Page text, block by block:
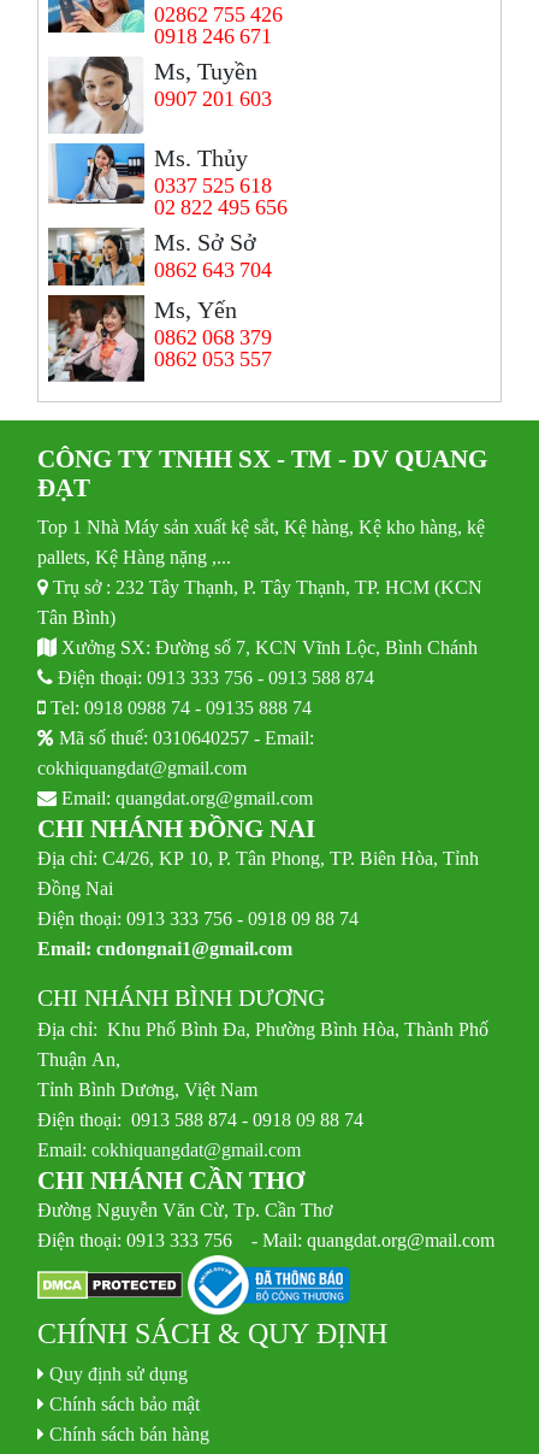
02862 755 426
0918 246 671
Ms, Tuyền
0907 201 603
Ms. Thủy
0337 525 618
02 822 495 656
Ms. Sở Sở
0862 643 704
Ms, Yến
0862 068 379
0862 053 557
CÔNG TY TNHH SX - TM - DV QUANG
ĐẠT
Top 1 Nhà Máy sản xuất kệ sắt, Kệ hàng, Kệ kho hàng, kệ
pallets, Kệ Hàng nặng ,...
Trụ sở : 232 Tây Thạnh, P. Tây Thạnh, TP. HCM (KCN
Tân Bình)
Xưởng SX: Đường số 7, KCN Vĩnh Lộc, Bình Chánh
Điện thoại:0913 333 756 -0913 588 874
Tel:0918 0988 74 -09135 888 74
Mã số thuế: 0310640257 - Email:
cokhiquangdat@gmail.com
Email:quangdat.org@gmail.com
CHI NHÁNH ĐỒNG NAI
Địa chỉ: C4/26, KP 10, P. Tân Phong, TP. Biên Hòa, Tỉnh
Đồng Nai
Điện thoại: 0913 333 756 - 0918 09 88 74
Email:cndongnai1@gmail.com
CHI NHÁNH BÌNH DƯƠNG
Địa chỉ: Khu Phố Bình Đa, Phường Bình Hòa, Thành Phố
Thuận An,
Tỉnh Bình Dương, Việt Nam
Điện thoại: 0913 588 874 - 0918 09 88 74
Email:cokhiquangdat@gmail.com
CHI NHÁNH CẦN THƠ
Đường Nguyễn Văn Cừ, Tp. Cần Thơ
Điện thoại: 0913 333 756 - Mail: quangdat.org@mail.com
CHÍNH SÁCH & QUY ĐỊNH
Quy định sử dụng
Chính sách bảo mật
Chính sách bán hàng